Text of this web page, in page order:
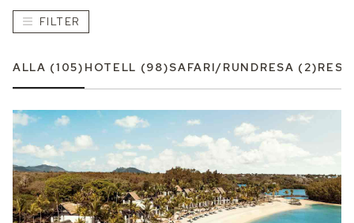
FILTER
ALLA (105) HOTELL (98)SAFARI/RUNDRESA (2)